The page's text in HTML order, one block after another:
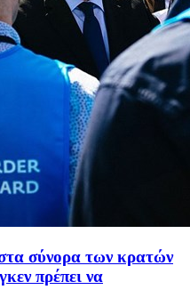
σύνορα των κρατών
πρέπει να